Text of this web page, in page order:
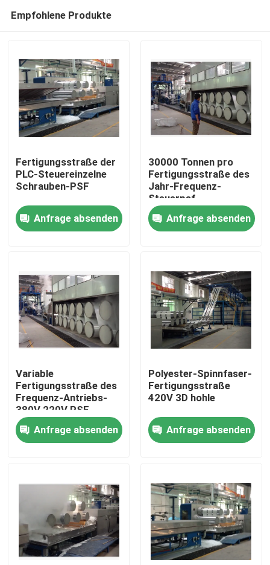
Haus
Über uns
Fabrik-Ausflug
Qualitätskontrolle
Treten Sie mit uns in Verbindung
Nachrichten
Fordern Sie ein Zitat
stenter Raffineur
Hitzeeinstellung stenter
Empfohlene Produkte
Fertigungsstraße der
PLC-Steuereinzelne
Schrauben-PSF
Anfrage absenden
30000 Tonnen pro
Fertigungsstraße des
Jahr-Frequenz-
Steuerpsf
Anfrage absenden
Variable
Fertigungsstraße des
Frequenz-Antriebs-
380V 220V PSF
Anfrage absenden
Polyester-Spinnfaser-
Fertigungsstraße
420V 3D hohle
Anfrage absenden